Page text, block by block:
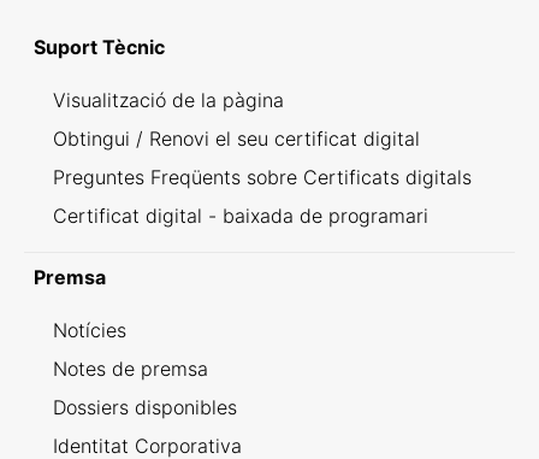
Suport Tècnic
Visualització de la pàgina
Obtingui / Renovi el seu certificat digital
Preguntes Freqüents sobre Certificats digitals
Certificat digital - baixada de programari
Premsa
Notícies
Notes de premsa
Dossiers disponibles
Identitat Corporativa